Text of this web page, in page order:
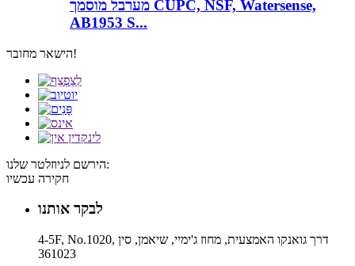
מערבל מוסמך CUPC, NSF, Watersense,
AB1953 S...
הישאר מחובר!
הירשם לניוזלטר שלנו:
חקירה עכשיו
לבקר אותנו
4-5F, No.1020, דרך גואנקו האמצעית, מחוז ג'ימיי, שיאמן, סין
361023